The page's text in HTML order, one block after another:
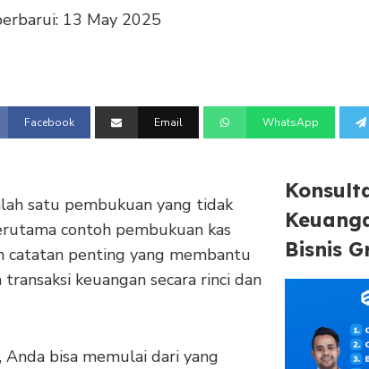
13 May 2025
Facebook Email WhatsApp
satu pembukuan yang tidak
contoh pembukuan kas
catatan penting yang membantu
keuangan secara rinci dan
bisa memulai dari yang
Bisnis